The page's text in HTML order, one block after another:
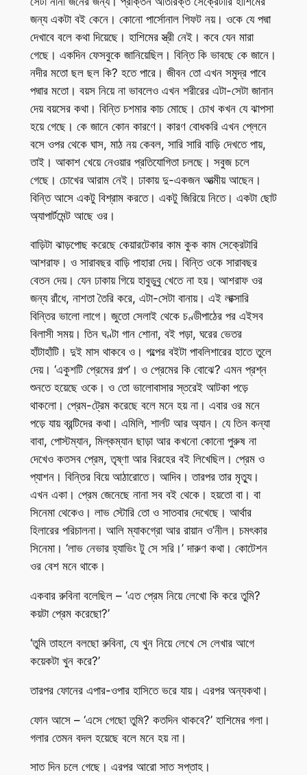
জন্য একটা বই কেনে। কোনো পার্সোনাল গিফট নয়। ওকে যে পদ্মা
দেখাবে বলে কথা দিয়েছে। হাশিমের স্ত্রী নেই। কবে যেন মারা
গেছে। একদিন ফেসবুকে জানিয়েছিল। বিন্তি কি ভাবছে কে জানে।
নদীর মতো ছল ছল কি? হতে পারে। জীবন তো এখন সমুদ্র পাবে
পদ্মার মতো। বয়স নিয়ে না ভাবলেও এখন শরীরের এটা-সেটা জানান
দেয় বয়সের কথা। বিন্তি চশমার কাচ মোছে। চোখ কখন যে ঝাপসা
হয়ে গেছে। কে জানে কোন কারণে। কারণ বোধকরি এখন প্লেনে
বসে ওপর থেকে ঘাস, মাঠ নয় কেবল, সারি সারি বাড়ি দেখতে পায়,
তাই। আকাশ খেয়ে নেওয়ার প্রতিযোগিতা চলছে। সবুজ চলে
গেছে। চোখের আরাম নেই। ঢাকায় দু-একজন আত্মীয় আছেন।
বিন্তি আসে একটু বিশ্রাম করতে। একটু জিরিয়ে নিতে। একটা ছোট
অ্যাপার্টমেন্ট আছে ওর।
বাড়িটা ঝাড়পোছ করেছে কেয়ারটেকার কাম কুক কাম সেক্রেটারি
আশরাফ। ও সারাবছর বাড়ি পাহারা দেয়। বিন্তি ওকে সারাবছর
বেতন দেয়। যেন ঢাকায় গিয়ে হাবুডুবু খেতে না হয়। আশরাফ ওর
জন্য রাঁধে, নাশতা তৈরি করে, এটা-সেটা বানায়। এই লাক্সারি
বিন্তির ভালো লাগে। জুতো সেলাই থেকে চণ্ডীপাঠের পর এইসব
বিলাসী সময়। তিন ঘণ্টা গান শোনা, বই পড়া, ঘরের ভেতর
হাঁটাহাঁটি। দুই মাস থাকবে ও। গল্পের বইটা পাবলিশারের হাতে তুলে
দেয়। ‘একুশটি প্রেমের গল্প’। ও প্রেমের কি বোঝে? এমন প্রশ্ন
শুনতে হয়েছে ওকে। ও তো ভালোবাসার স্তরেই আটকা পড়ে
থাকলো। প্রেম-ট্রেম করেছে বলে মনে হয় না। এবার ওর মনে
পড়ে যায় ব্রন্টিদের কথা। এমিলি, শার্লট আর অ্যান। যে তিন কন্যা
বাবা, পোস্টম্যান, মিল্কম্যান ছাড়া আর কখনো কোনো পুরুষ না
দেখেও কতসব প্রেম, তৃষ্ণা আর বিরহের বই লিখেছিল। প্রেম ও
প্যাশন। বিন্তির বিয়ে আঠারোতে। আদিব। তারপর তার মৃত্যু।
এখন একা। প্রেম জেনেছে নানা সব বই থেকে। হয়তো বা। বা
সিনেমা থেকেও। লাভ স্টোরি তো ও সাতবার দেখেছে। আর্থার
হিলারের পরিচালনা। আলি ম্যাকগ্রো আর রায়ান ও’নীল। চমৎকার
সিনেমা। ‘লাভ নেভার হ্যাভিং টু সে সরি।’ দারুণ কথা। কোটেশন
ওর বেশ মনে থাকে।
একবার রুবিনা বলেছিল – ‘এত প্রেম নিয়ে লেখো কি করে তুমি?
কয়টা প্রেম করেছো?’
‘তুমি তাহলে বলছো রুবিনা, যে খুন নিয়ে লেখে সে লেখার আগে
কয়েকটা খুন করে?’
তারপর ফোনের এপার-ওপার হাসিতে ভরে যায়। এরপর অন্যকথা।
ফোন আসে – ‘এসে গেছো তুমি? কতদিন থাকবে?’ হাশিমের গলা।
গলার তেমন বদল হয়েছে বলে মনে হয় না।
সাত দিন চলে গেছে। এরপর আরো সাত সপ্তাহ।